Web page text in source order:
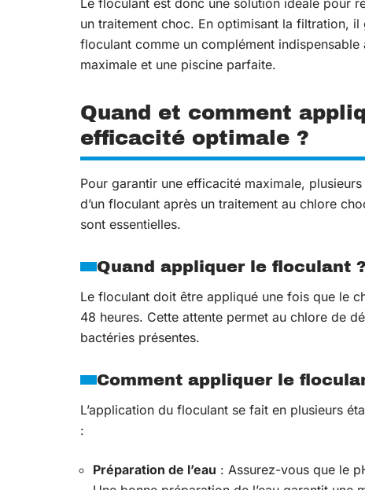
Le floculant est donc une solution idéale pour
un traitement choc. En optimisant la filtration,
floculant comme un complément
maximale et une piscine parfaite.
Quand et comment
efficacité optimale ?
Pour garantir une efficacité maximale,
d’un floculant après un traitement au chlore
sont essentielles.
Quand appliquer le floculant ?
Le floculant doit être appliqué une fois que le
48 heures. Cette attente permet au chlore de
bactéries présentes.
Comment appliquer le
L’application du floculant se fait en plusieurs
:
Préparation de l’eau : Assurez-vous que le